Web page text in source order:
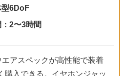
型6DoF
2〜3時間
アスペックが高性能で装着
購入できる。イヤホンジャッ